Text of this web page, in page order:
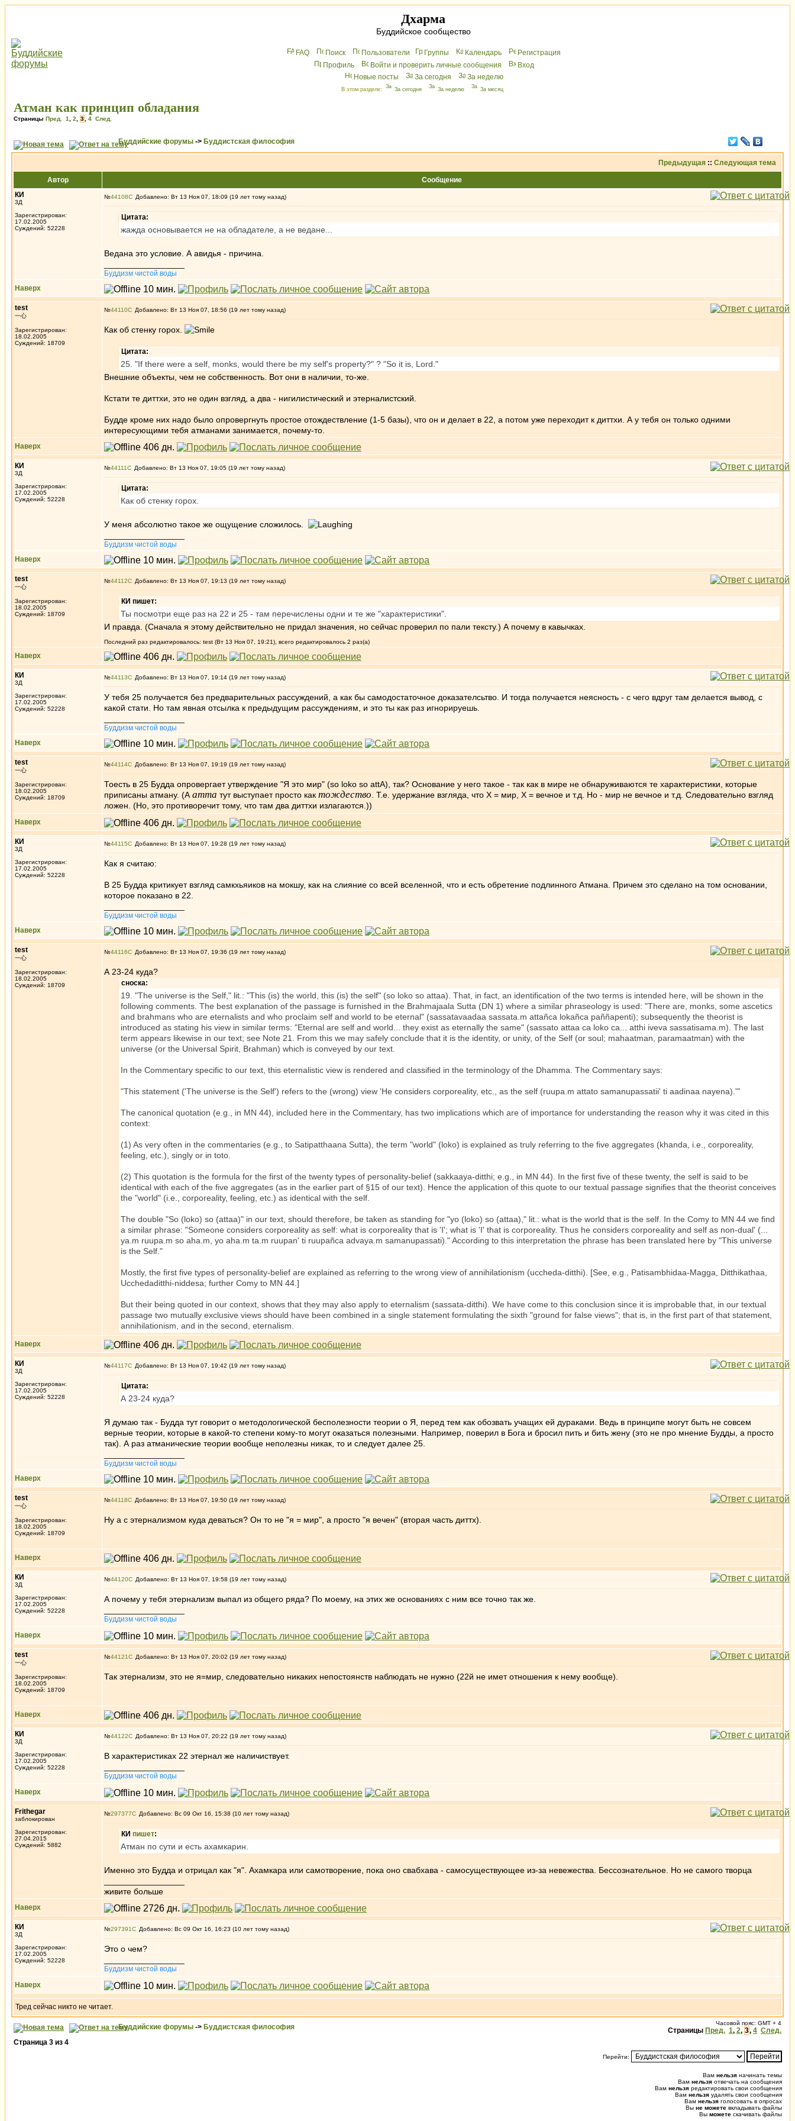
Дхарма
Буддийское сообщество
FAQ Поиск Пользователи Группы Календарь
Peгиcтрaция
Профиль
Войти и проверить личные сообщения
Вхoд
Новые посты
За сегодня За неделю
В этом разделе: За сегодня За неделю За месяц
Атман как принцип обладания
Страницы Пред. 1 2 3 4 След.
Буддийские форумы -> Буддистская философия
Предыдущая :: Следующая тема
Автор
Сообщение
КИ
3Д
Зарегистрирован:
17.02.2005
Суждений: 52228
№44108 Добавлено: Вт 13 Ноя 07, 18:09 (19 лет тому назад)
Цитата:
жажда основывается не на обладателе, а не ведане...
Ведана это условие. А авидья - причина.
Буддизм чистой воды
Наверх
test
一心
Зарегистрирован:
18.02.2005
Суждений: 18709
№44110 Добавлено: Вт 13 Ноя 07, 18:56 (19 лет тому назад)
Как об стенку горох.
Цитата:
25. "If there were a self, monks, would there be my self's property?" ? "So it is, Lord."
Внешние объекты, чем не собственность. Вот они в наличии, то-же.
Кстати те диттхи, это не один взгляд, а два - нигилистический и этерналистский.
Будде кроме них надо было опровергнуть простое отождествление (1-5 базы), что он и делает в 22, а потом уже переходит к диттхи. А у тебя он только одними
интересующими тебя атманами занимается, почему-то.
Наверх
КИ
3Д
Зарегистрирован:
17.02.2005
Суждений: 52228
№44111 Добавлено: Вт 13 Ноя 07, 19:05 (19 лет тому назад)
Цитата:
Как об стенку горох.
У меня абсолютно такое же ощущение сложилось.
Буддизм чистой воды
Наверх
test
一心
Зарегистрирован:
18.02.2005
Суждений: 18709
№44112 Добавлено: Вт 13 Ноя 07, 19:13 (19 лет тому назад)
КИ пишет:
Ты посмотри еще раз на 22 и 25 - там перечислены одни и те же "характеристики".
И правда. (Сначала я этому действительно не придал значения, но сейчас проверил по пали тексту.) А почему в кавычках.
Последний раз редактировалось: test (Вт 13 Ноя 07, 19:21), всего редактировалось 2 раз(а)
Наверх
КИ
3Д
Зарегистрирован:
17.02.2005
Суждений: 52228
№44113 Добавлено: Вт 13 Ноя 07, 19:14 (19 лет тому назад)
У тебя 25 получается без предварительных рассуждений, а как бы самодостаточное доказателсьтво. И тогда получается неясность - с чего вдруг там делается вывод, с
какой стати. Но там явная отсылка к предыдущим рассуждениям, и это ты как раз игнорируешь.
Буддизм чистой воды
Наверх
test
一心
Зарегистрирован:
18.02.2005
Суждений: 18709
№44114 Добавлено: Вт 13 Ноя 07, 19:19 (19 лет тому назад)
Тоесть в 25 Будда опровергает утверждение "Я это мир" (so loko so attA), так? Основание у него такое - так как в мире не обнаруживаются те характеристики, которые
приписаны атману. (А атта тут выступает просто как тождество . Т.е. удержание взгляда, что X = мир, X = вечное и т.д. Но - мир не вечное и т.д. Следовательно взгляд
ложен. (Но, это противоречит тому, что там два диттхи излагаются.))
Наверх
КИ
3Д
Зарегистрирован:
17.02.2005
Суждений: 52228
№44115 Добавлено: Вт 13 Ноя 07, 19:28 (19 лет тому назад)
Как я считаю:
В 25 Будда критикует взгляд самкхьяиков на мокшу, как на слияние со всей вселенной, что и есть обретение подлинного Атмана. Причем это сделано на том основании,
которое показано в 22.
Буддизм чистой воды
Наверх
test
一心
Зарегистрирован:
18.02.2005
Суждений: 18709
№44116 Добавлено: Вт 13 Ноя 07, 19:36 (19 лет тому назад)
А 23-24 куда?
сноска:
19. "The universe is the Self," lit.: "This (is) the world, this (is) the self" (so loko so attaa). That, in fact, an identification of the two terms is intended here, will be shown in the
following comments. The best explanation of the passage is furnished in the Brahmajaala Sutta (DN 1) where a similar phraseology is used: "There are, monks, some ascetics
and brahmans who are eternalists and who proclaim self and world to be eternal" (sassatavaadaa sassata.m attañca lokañca paññapenti); subsequently the theorist is
introduced as stating his view in similar terms: "Eternal are self and world... they exist as eternally the same" (sassato attaa ca loko ca... atthi iveva sassatisama.m). The last
term appears likewise in our text; see Note 21. From this we may safely conclude that it is the identity, or unity, of the Self (or soul; mahaatman, paramaatman) with the
universe (or the Universal Spirit, Brahman) which is conveyed by our text.
In the Commentary specific to our text, this eternalistic view is rendered and classified in the terminology of the Dhamma. The Commentary says:
"This statement ('The universe is the Self') refers to the (wrong) view 'He considers corporeality, etc., as the self (ruupa.m attato samanupassatii' ti aadinaa nayena).'"
The canonical quotation (e.g., in MN 44), included here in the Commentary, has two implications which are of importance for understanding the reason why it was cited in this
context:
(1) As very often in the commentaries (e.g., to Satipatthaana Sutta), the term "world" (loko) is explained as truly referring to the five aggregates (khanda, i.e., corporeality,
feeling, etc.), singly or in toto.
(2) This quotation is the formula for the first of the twenty types of personality-belief (sakkaaya-ditthi; e.g., in MN 44). In the first five of these twenty, the self is said to be
identical with each of the five aggregates (as in the earlier part of §15 of our text). Hence the application of this quote to our textual passage signifies that the theorist conceives
the "world" (i.e., corporeality, feeling, etc.) as identical with the self.
The double "So (loko) so (attaa)" in our text, should therefore, be taken as standing for "yo (loko) so (attaa)," lit.: what is the world that is the self. In the Comy to MN 44 we find
a similar phrase: "Someone considers corporeality as self: what is corporeality that is 'I'; what is 'I' that is corporeality. Thus he considers corporeality and self as non-dual' (...
ya.m ruupa.m so aha.m, yo aha.m ta.m ruupan' ti ruupañca advaya.m samanupassati)." According to this interpretation the phrase has been translated here by "This universe
is the Self."
Mostly, the first five types of personality-belief are explained as referring to the wrong view of annihilationism (uccheda-ditthi). [See, e.g., Patisambhidaa-Magga, Ditthikathaa,
Ucchedaditthi-niddesa; further Comy to MN 44.]
But their being quoted in our context, shows that they may also apply to eternalism (sassata-ditthi). We have come to this conclusion since it is improbable that, in our textual
passage two mutually exclusive views should have been combined in a single statement formulating the sixth "ground for false views"; that is, in the first part of that statement,
annihilationism, and in the second, eternalism.
Наверх
КИ
3Д
Зарегистрирован:
17.02.2005
Суждений: 52228
№44117 Добавлено: Вт 13 Ноя 07, 19:42 (19 лет тому назад)
Цитата:
А 23-24 куда?
Я думаю так - Будда тут говорит о методологической бесполезности теории о Я, перед тем как обозвать учащих ей дураками. Ведь в принципе могут быть не совсем
верные теории, которые в какой-то степени кому-то могут оказаться полезными. Например, поверил в Бога и бросил пить и бить жену (это не про мнение Будды, а просто
так). А раз атманические теории вообще неполезны никак, то и следует далее 25.
Буддизм чистой воды
Наверх
test
一心
Зарегистрирован:
18.02.2005
Суждений: 18709
№44118 Добавлено: Вт 13 Ноя 07, 19:50 (19 лет тому назад)
Ну а с этернализмом куда деваться? Он то не "я = мир", а просто "я вечен" (вторая часть диттх).
Наверх
КИ
3Д
Зарегистрирован:
17.02.2005
Суждений: 52228
№44120 Добавлено: Вт 13 Ноя 07, 19:58 (19 лет тому назад)
А почему у тебя этернализм выпал из общего ряда? По моему, на этих же основаниях с ним все точно так же.
Буддизм чистой воды
Наверх
test
一心
Зарегистрирован:
18.02.2005
Суждений: 18709
№44121 Добавлено: Вт 13 Ноя 07, 20:02 (19 лет тому назад)
Так этернализм, это не я=мир, следовательно никаких непостоянств наблюдать не нужно (22й не имет отношения к нему вообще).
Наверх
КИ
3Д
Зарегистрирован:
17.02.2005
Суждений: 52228
№44122 Добавлено: Вт 13 Ноя 07, 20:22 (19 лет тому назад)
В характеристиках 22 этернал же наличиствует.
Буддизм чистой воды
Наверх
Frithegar
заблокирован
Зарегистрирован:
27.04.2015
Суждений: 5882
№297377 Добавлено: Вс 09 Окт 16, 15:38 (10 лет тому назад)
КИ пишет:
Атман по сути и есть ахамкарин.
Именно это Будда и отрицал как "я". Ахамкара или самотворение, пока оно свабхава - самосуществующее из-за невежества. Бессознательное. Но не самого творца
живите больше
Наверх
КИ
3Д
Зарегистрирован:
17.02.2005
Суждений: 52228
№297391 Добавлено: Вс 09 Окт 16, 16:23 (10 лет тому назад)
Это о чем?
Буддизм чистой воды
Наверх
Тред сейчас никто не читает.
Буддийские форумы -> Буддистская философия Часовой пояс: GMT + 4
Страницы Пред. 1, 2, 3, 4 След.
Страница 3 из 4
Перейти:
Вам нельзя начинать темы
Вам нельзя отвечать на сообщения
Вам нельзя редактировать свои сообщения
Вам нельзя удалять свои сообщения
Вам нельзя голосовать в опросах
Вы не можете вкладывать файлы
Вы можете скачивать файлы